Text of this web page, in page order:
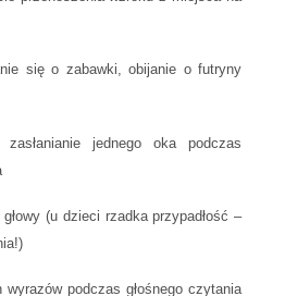
się o zabawki, obijanie o futryny
zasłanianie jednego oka podczas
(u dzieci rzadka przypadłość –
wyrazów podczas głośnego czytania